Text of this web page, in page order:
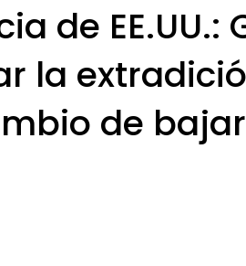
de EE.UU.:
la
de bajar